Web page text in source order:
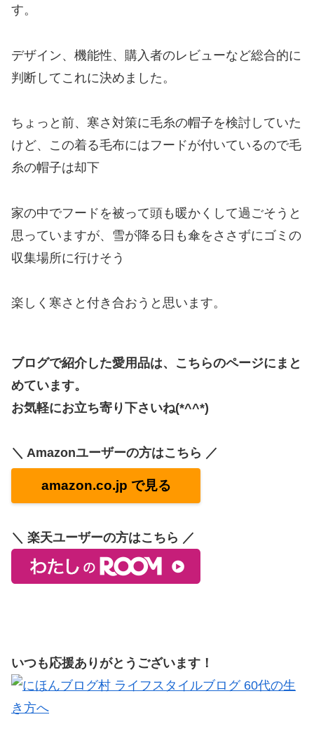
す。
デザイン、機能性、購入者のレビューなど総合的に
判断してこれに決めました。
ちょっと前、寒さ対策に毛糸の帽子を検討していた
けど、この着る毛布にはフードが付いているので毛
糸の帽子は却下
家の中でフードを被って頭も暖かくして過ごそうと
思っていますが、雪が降る日も傘をささずにゴミの
収集場所に行けそう
楽しく寒さと付き合おうと思います。
ブログで紹介した愛用品は、こちらのページにまと
めています。
お気軽にお立ち寄り下さいね(*^^*)
＼ Amazonユーザーの方はこちら ／
amazon.co.jp で見る
＼ 楽天ユーザーの方はこちら ／
いつも応援ありがとうございます！